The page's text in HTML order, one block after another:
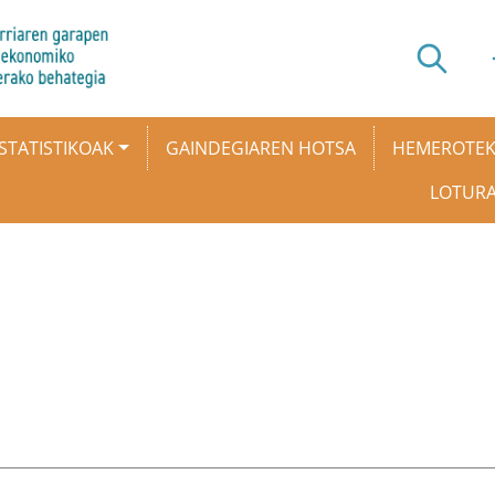
GAINDEGIAREN HOTSA